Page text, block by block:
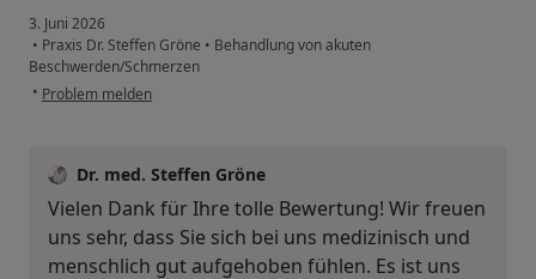
3. Juni 2026
• Praxis Dr. Steffen Gröne • Behandlung von akuten
Beschwerden/Schmerzen
• Problem melden
Dr. med. Steffen Gröne
Vielen Dank für Ihre tolle Bewertung! Wir freuen
uns sehr, dass Sie sich bei uns medizinisch und
menschlich gut aufgehoben fühlen. Es ist uns